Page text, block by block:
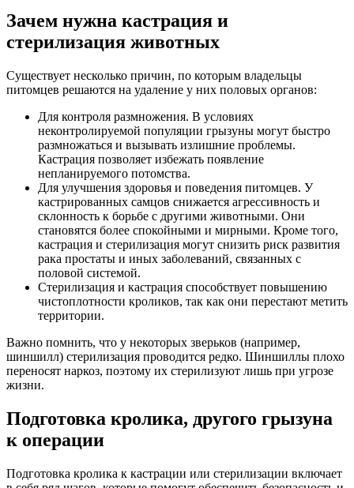
Зачем нужна кастрация и
стерилизация животных
Существует несколько причин, по которым владельцы
питомцев решаются на удаление у них половых органов:
Для контроля размножения. В условиях
неконтролируемой популяции грызуны могут быстро
размножаться и вызывать излишние проблемы.
Кастрация позволяет избежать появление
непланируемого потомства.
Для улучшения здоровья и поведения питомцев. У
кастрированных самцов снижается агрессивность и
склонность к борьбе с другими животными. Они
становятся более спокойными и мирными. Кроме того,
кастрация и стерилизация могут снизить риск развития
рака простаты и иных заболеваний, связанных с
половой системой.
Стерилизация и кастрация способствует повышению
чистоплотности кроликов, так как они перестают метить
территории.
Важно помнить, что у некоторых зверьков (например,
шиншилл) стерилизация проводится редко. Шиншиллы плохо
переносят наркоз, поэтому их стерилизуют лишь при угрозе
жизни.
Подготовка кролика, другого грызуна
к операции
Подготовка кролика к кастрации или стерилизации включает